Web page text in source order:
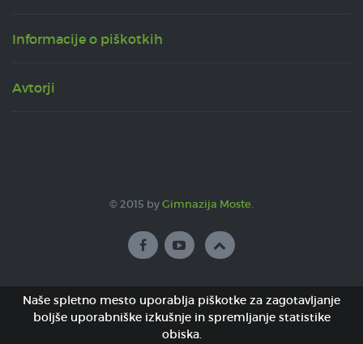
Informacije o piškotkih
Avtorji
© 2015 byGimnazija Moste.
Naše spletno mesto uporablja piškotke za zagotavljanje
boljše uporabniške izkušnje in spremljanje statistike
obiska.